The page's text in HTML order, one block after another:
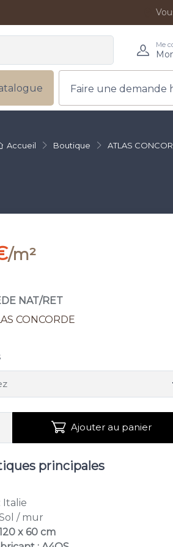
Me
Faire une demande
Accueil Boutique ATLAS
/m²
NAT/RET
CONCORDE
Ajouter au panier
principales
: Italie
/ mur
x 60 cm